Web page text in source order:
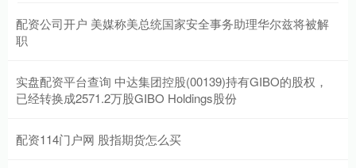
配资公司开户 美媒称美总统国家安全事务助理华尔兹将被解
职
实盘配资平台查询 中达集团控股(00139)持有GIBO的股权，
已经转换成2571.2万股GIBO Holdings股份
配资114门户网 股指期货怎么买